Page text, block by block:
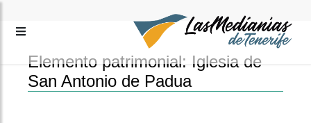
Elemento patrimonial: Iglesia de
San Antonio de Padua